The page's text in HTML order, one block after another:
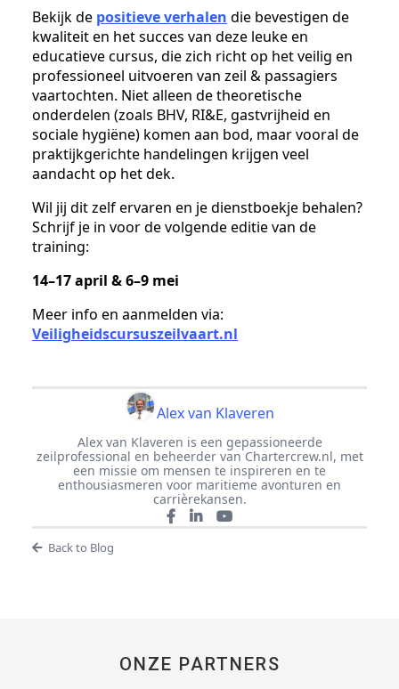
Bekijk de positieve verhalen die bevestigen de
kwaliteit en het succes van deze leuke en
educatieve cursus, die zich richt op het veilig en
professioneel uitvoeren van zeil & passagiers
vaartochten. Niet alleen de theoretische
onderdelen (zoals BHV, RI&E, gastvrijheid en
sociale hygiëne) komen aan bod, maar vooral de
praktijkgerichte handelingen krijgen veel
aandacht op het dek.
Wil jij dit zelf ervaren en je dienstboekje behalen?
Schrijf je in voor de volgende editie van de
training:
14–17 april & 6–9 mei
Meer info en aanmelden via:
Veiligheidscursuszeilvaart.nl
Alex van Klaveren
Alex van Klaveren is een gepassioneerde
zeilprofessional en beheerder van Chartercrew.nl, met
een missie om mensen te inspireren en te
enthousiasmeren voor maritieme avonturen en
carrièrekansen.
Back to Blog
ONZE PARTNERS